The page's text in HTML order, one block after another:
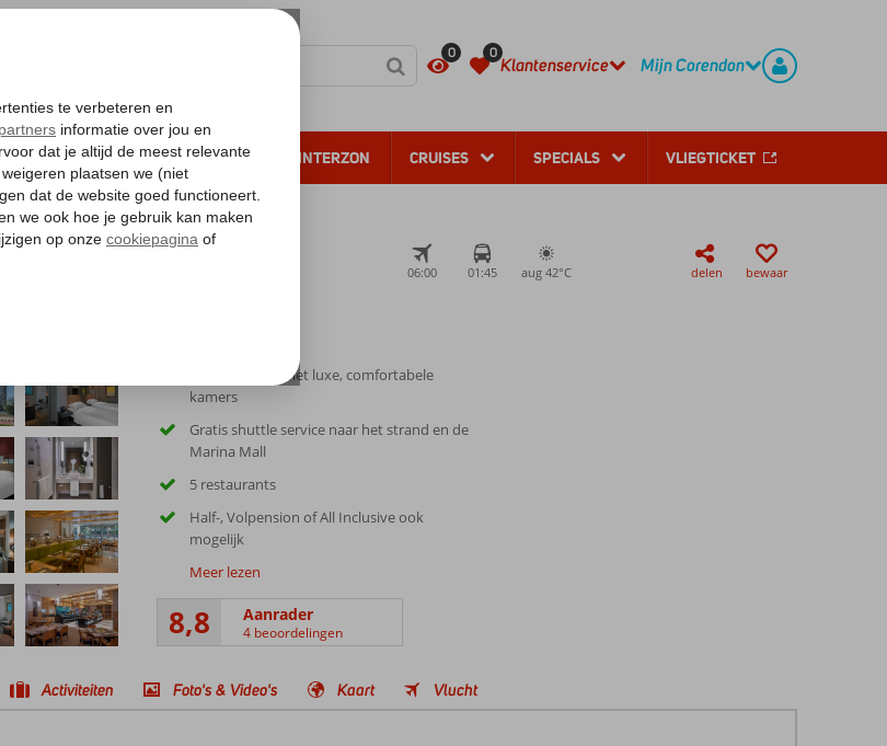
0 0
Klantenservice Mijn Corendon
VERRE REIZEN ALL INCLUSIVE WINTERZON CRUISES SPECIALS VLIEGTICKET
06:00 01:45 aug 42°C delen bewaar
Modern hotel met luxe, comfortabele
kamers
Gratis shuttle service naar het strand en de
Marina Mall
5 restaurants
Half-, Volpension of All Inclusive ook
mogelijk
Meer lezen
8,8 Aanrader
4 beoordelingen
Activiteiten Foto's & Video's Kaart Vlucht